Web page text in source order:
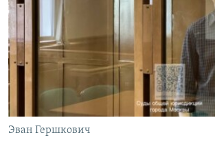
ПРОПАВШИЕ БЕЗ ВЕСТИ
ПОБЕДИТЕЛЕЙ НЕ СУДЯТ?
КРЫМ.НЕПОКОРЕННЫЙ
ELIFBE
УКРАИНСКАЯ ПРОБЛЕМА КРЫМА
ПРИСОЕДИНЯЙТЕСЬ!
Все сайты RFE/RL
Эван Гершкович